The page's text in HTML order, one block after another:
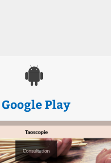
Google Play